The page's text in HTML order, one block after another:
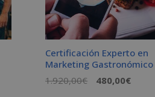
Certificación Experto en
Marketing Gastronómico
1.920,00€
El
480,00€El